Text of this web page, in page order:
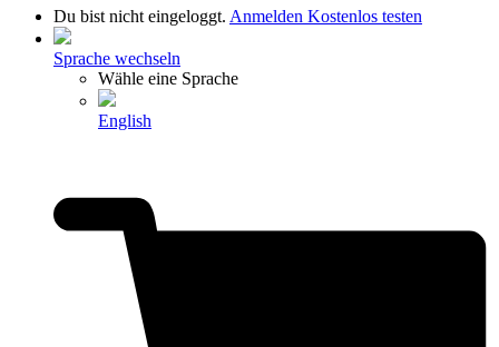
Du bist nicht eingeloggt. Anmelden Kostenlos testen
Sprache wechseln
Wähle eine Sprache
English